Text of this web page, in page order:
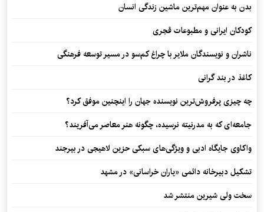
بدن به عنوان مهم‌ترین ماشین زندگی انسان
کودکان ایرانی و مطبوعات قجری
ناشران و نویسندگان ملایر با چراغ کم‌سو در مسیر توسعه فرهنگی
کاغذ در بند گرانی
چه چیزی پرفروش‌ترین نویسنده جهان را اینچنین موفق کرد؟
جامعه‌ای که به مدرنیته نرسیده، چگونه هنر معاصر می‌آفریند؟
واکاوی جایگاه ادبی و ویژگی‌های سبکی حزین لاهیجی در بیرجند
تشکیل دبیرخانه دائمی «یاران خراسانی» در مشهد
سخت ولی شیرین منتشر شد